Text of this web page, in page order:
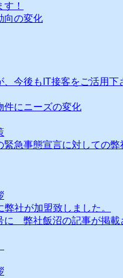
！
向の変化
今後もIT接客をご活用下
にニーズの変化
急事態宣言に対しての弊
社が加盟致しました。
に 弊社飯沼の記事が掲載